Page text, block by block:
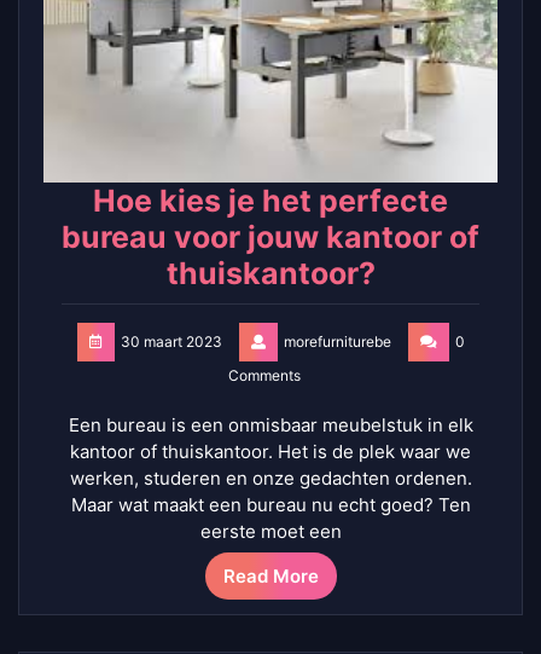
Hoe kies je het perfecte
bureau voor jouw kantoor of
thuiskantoor?
30 maart 2023 morefurniturebe
0
Comments
Een bureau is een onmisbaar meubelstuk in elk
kantoor of thuiskantoor. Het is de plek waar we
werken, studeren en onze gedachten ordenen.
Maar wat maakt een bureau nu echt goed? Ten
eerste moet een
Read More